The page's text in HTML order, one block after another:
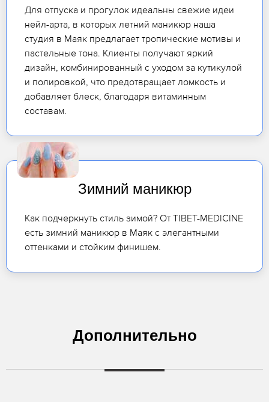
Для отпуска и прогулок идеальны свежие идеи
нейл-арта, в которых летний маникюр наша
студия в Маяк предлагает тропические мотивы и
пастельные тона. Клиенты получают яркий
дизайн, комбинированный с уходом за кутикулой
и полировкой, что предотвращает ломкость и
добавляет блеск, благодаря витаминным
составам.
Зимний маникюр
Как подчеркнуть стиль зимой? От TIBET-MEDICINE
есть зимний маникюр в Маяк с элегантными
оттенками и стойким финишем.
Дополнительно